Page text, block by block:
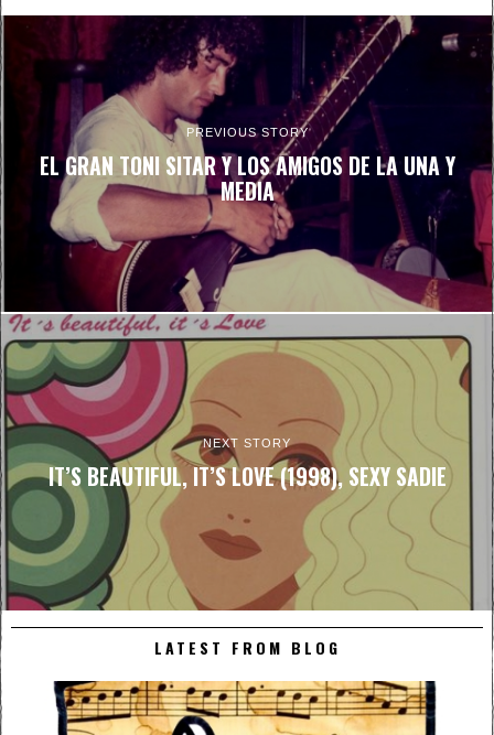
PREVIOUS STORY
EL GRAN TONI SITAR Y LOS AMIGOS DE LA UNA Y
MEDIA
NEXT STORY
IT’S BEAUTIFUL, IT’S LOVE (1998), SEXY SADIE
LATEST FROM BLOG